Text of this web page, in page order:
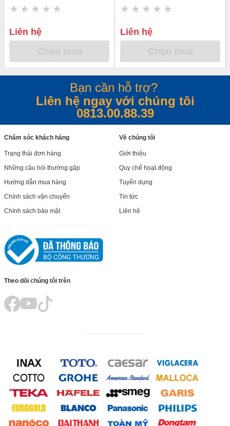
Liên hệ
Liên hệ
Bạn cần hỗ trợ?
Liên hệ ngay với chúng tôi
0813.00.88.39
Chăm sóc khách hàng
Trạng thái đơn hàng
Những câu hỏi thường gặp
Hướng dẫn mua hàng
Chính sách vận chuyển
Chính sách bảo mật
Về chúng tôi
Giới thiệu
Quy chế hoạt động
Tuyển dụng
Tin tức
Liên hệ
Theo dõi chúng tôi trên